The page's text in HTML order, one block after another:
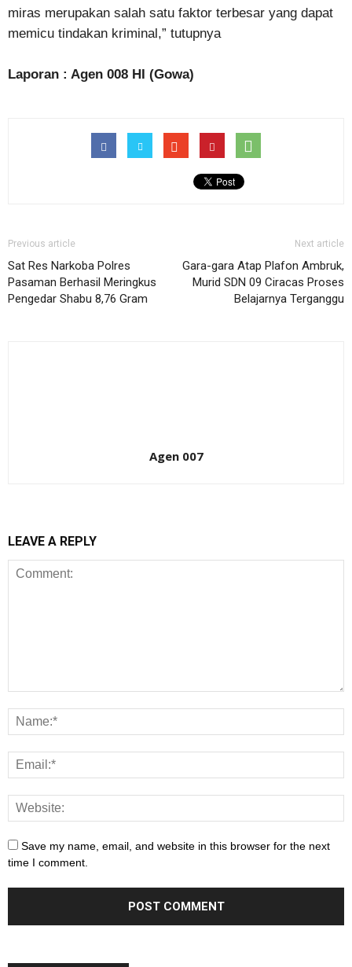
miras merupakan salah satu faktor terbesar yang dapat
memicu tindakan kriminal,” tutupnya
Laporan : Agen 008 HI (Gowa)
Previous article
Sat Res Narkoba Polres
Pasaman Berhasil Meringkus
Pengedar Shabu 8,76 Gram
Next article
Gara-gara Atap Plafon Ambruk,
Murid SDN 09 Ciracas Proses
Belajarnya Terganggu
Agen 007
LEAVE A REPLY
Save my name, email, and website in this browser for the next
time I comment.